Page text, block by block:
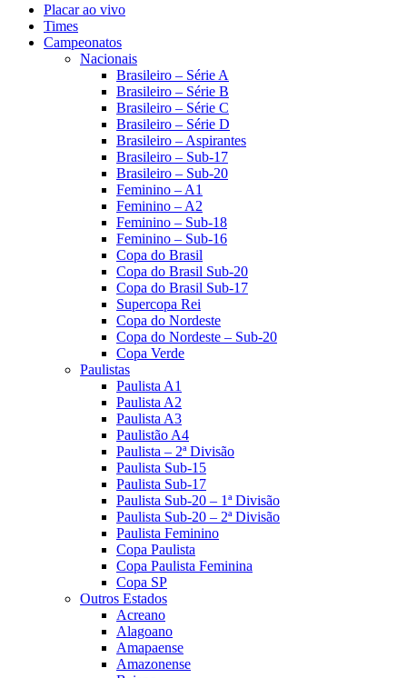
Placar ao vivo
Times
Campeonatos
Nacionais
Brasileiro – Série A
Brasileiro – Série B
Brasileiro – Série C
Brasileiro – Série D
Brasileiro – Aspirantes
Brasileiro – Sub-17
Brasileiro – Sub-20
Feminino – A1
Feminino – A2
Feminino – Sub-18
Feminino – Sub-16
Copa do Brasil
Copa do Brasil Sub-20
Copa do Brasil Sub-17
Supercopa Rei
Copa do Nordeste
Copa do Nordeste – Sub-20
Copa Verde
Paulistas
Paulista A1
Paulista A2
Paulista A3
Paulistão A4
Paulista – 2ª Divisão
Paulista Sub-15
Paulista Sub-17
Paulista Sub-20 – 1ª Divisão
Paulista Sub-20 – 2ª Divisão
Paulista Feminino
Copa Paulista
Copa Paulista Feminina
Copa SP
Outros Estados
Acreano
Alagoano
Amapaense
Amazonense